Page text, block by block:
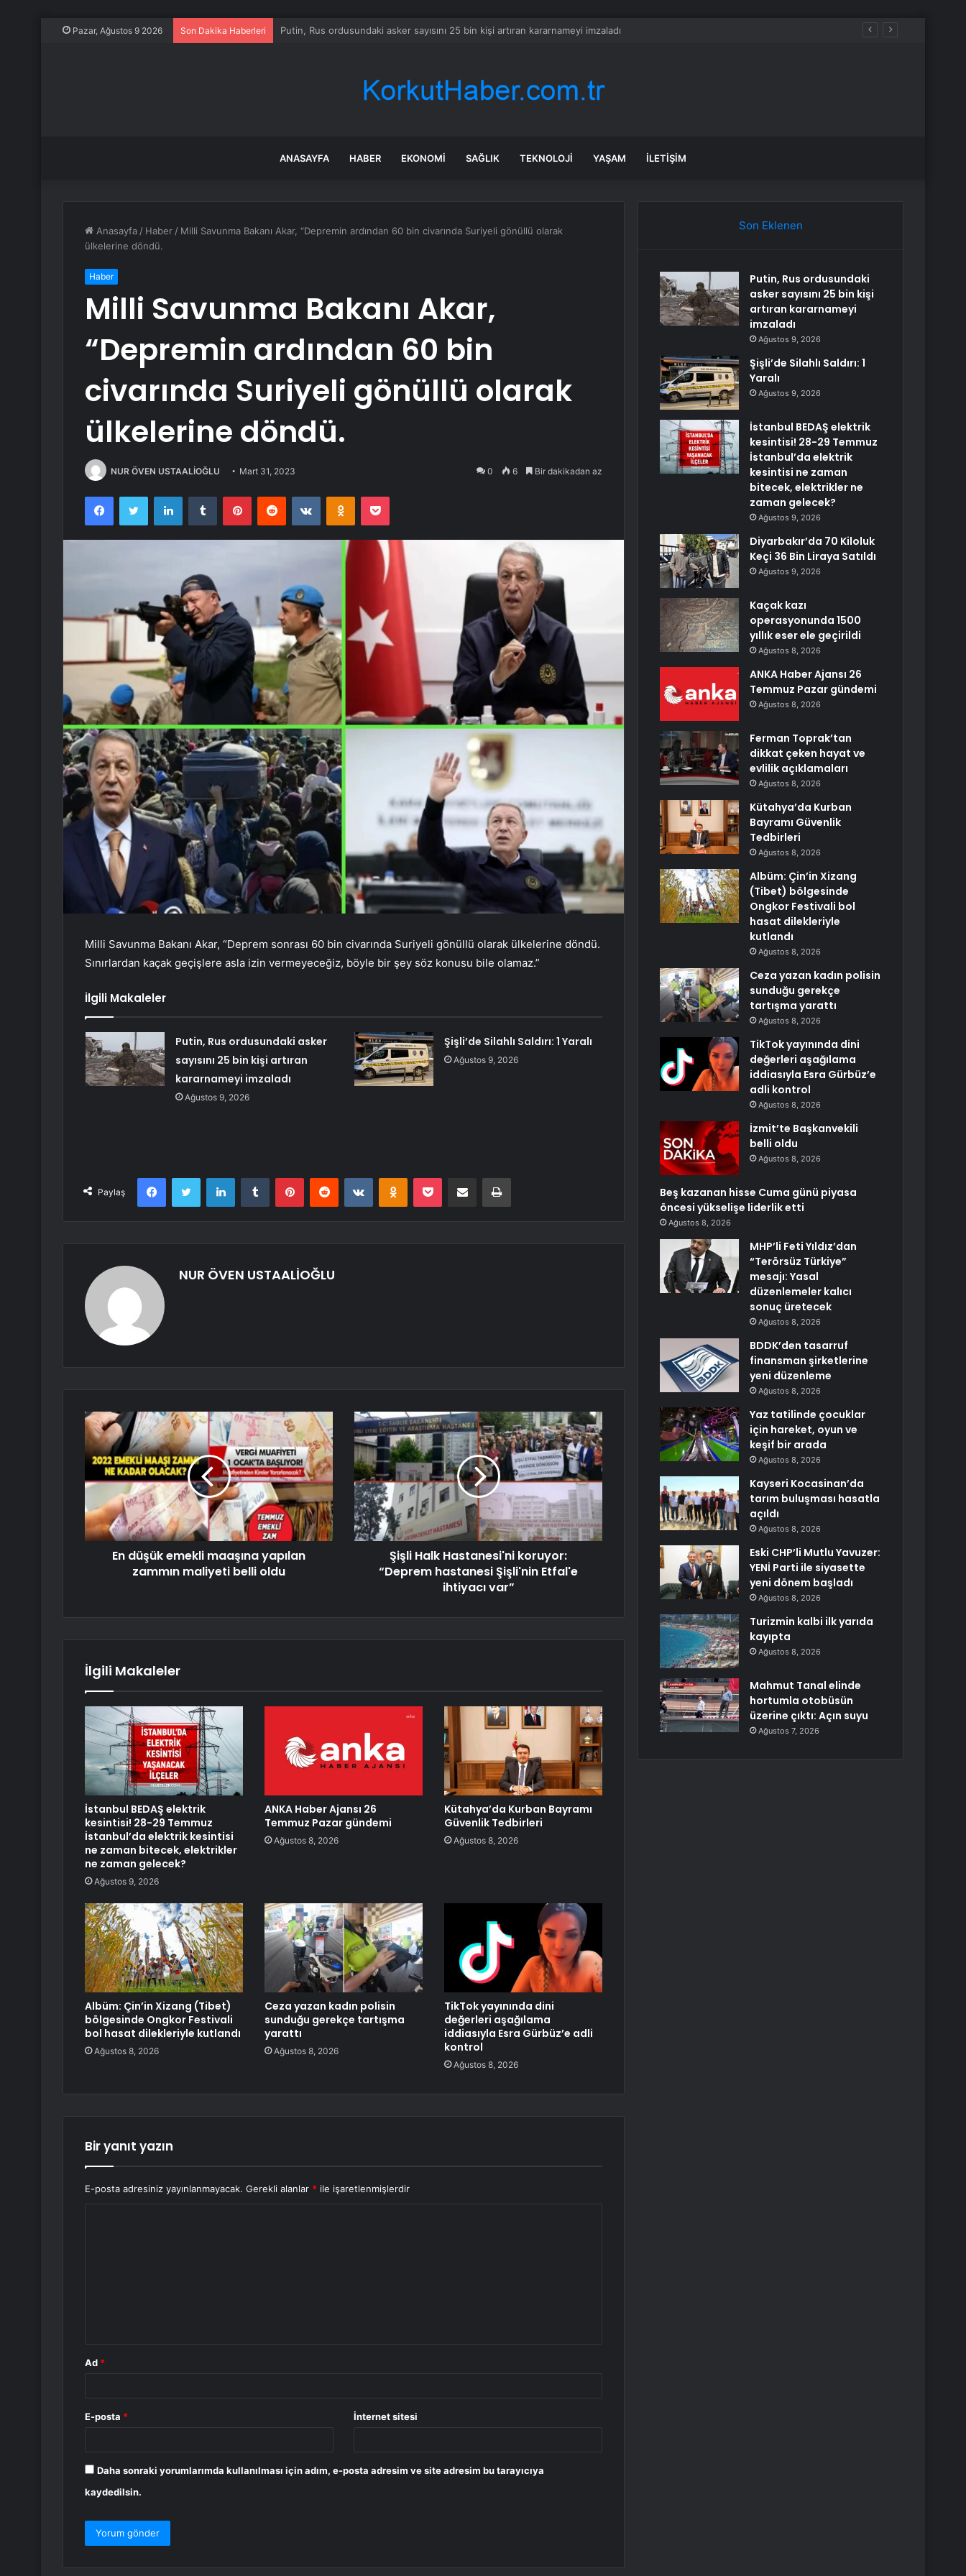
Pazar, Ağustos 9 2026 Son Dakika Haberleri Şişli’de Silahlı Saldırı: 1 Yaralı
ANASAYFA HABER EKONOMI SAĞLIK TEKNOLOJI YAŞAM İLETIŞIM
Anasayfa / Haber / Milli Savunma Bakanı Akar, “Depremin ardından 60 bin civarında Suriyeli gönüllü olarak
ülkelerine döndü.
Haber
Milli Savunma Bakanı Akar,
“Depremin ardından 60 bin
civarında Suriyeli gönüllü olarak
ülkelerine döndü.
NUR ÖVEN USTAALİOĞLU Mart 31, 2023 0 6 Bir dakikadan az
FacebookTwitter LinkedInTumblr PinterestReddit VKontakteOdnoklassniki
Pocket
Milli Savunma Bakanı Akar, “Deprem sonrası 60 bin civarında Suriyeli gönüllü olarak ülkelerine döndü.
Sınırlardan kaçak geçişlere asla izin vermeyeceğiz, böyle bir şey söz konusu bile olamaz.”
İlgili Makaleler
Putin, Rus ordusundaki asker
sayısını 25 bin kişi artıran
kararnameyi imzaladı
Ağustos 9, 2026
Şişli’de Silahlı Saldırı: 1 Yaralı
Ağustos 9, 2026
Paylaş
FacebookTwitter LinkedInTumblr PinterestReddit VKontakteOdnoklassniki
Pocket E-Posta ile paylaş Yazdır
NUR ÖVEN USTAALİOĞLU
En düşük emekli maaşına yapılan
zammın maliyeti belli oldu
Şişli Halk Hastanesi'ni koruyor:
“Deprem hastanesi Şişli'nin Etfal'e
ihtiyacı var”
İlgili Makaleler
İstanbul BEDAŞ elektrik
kesintisi! 28-29 Temmuz
İstanbul’da elektrik kesintisi
ne zaman bitecek, elektrikler
ne zaman gelecek?
Ağustos 9, 2026
ANKA Haber Ajansı 26
Temmuz Pazar gündemi
Ağustos 8, 2026
Kütahya’da Kurban Bayramı
Güvenlik Tedbirleri
Ağustos 8, 2026
Albüm: Çin’in Xizang (Tibet)
bölgesinde Ongkor Festivali
bol hasat dilekleriyle kutlandı
Ağustos 8, 2026
Ceza yazan kadın polisin
sunduğu gerekçe tartışma
yarattı
Ağustos 8, 2026
TikTok yayınında dini
değerleri aşağılama
iddiasıyla Esra Gürbüz’e adli
kontrol
Ağustos 8, 2026
Bir yanıt yazın
E-posta adresiniz yayınlanmayacak. Gerekli alanlar * ile işaretlenmişlerdir
Ad *
E-posta * İnternet sitesi
Daha sonraki yorumlarımda kullanılması için adım, e-posta adresim ve site adresim bu tarayıcıya
kaydedilsin.
Son Eklenen
Putin, Rus ordusundaki
asker sayısını 25 bin kişi
artıran kararnameyi
imzaladı
Ağustos 9, 2026
Şişli’de Silahlı Saldırı: 1
Yaralı
Ağustos 9, 2026
İstanbul BEDAŞ elektrik
kesintisi! 28-29 Temmuz
İstanbul’da elektrik
kesintisi ne zaman
bitecek, elektrikler ne
zaman gelecek?
Ağustos 9, 2026
Diyarbakır’da 70 Kiloluk
Keçi 36 Bin Liraya Satıldı
Ağustos 9, 2026
Kaçak kazı
operasyonunda 1500
yıllık eser ele geçirildi
Ağustos 8, 2026
ANKA Haber Ajansı 26
Temmuz Pazar gündemi
Ağustos 8, 2026
Ferman Toprak’tan
dikkat çeken hayat ve
evlilik açıklamaları
Ağustos 8, 2026
Kütahya’da Kurban
Bayramı Güvenlik
Tedbirleri
Ağustos 8, 2026
Albüm: Çin’in Xizang
(Tibet) bölgesinde
Ongkor Festivali bol
hasat dilekleriyle
kutlandı
Ağustos 8, 2026
Ceza yazan kadın polisin
sunduğu gerekçe
tartışma yarattı
Ağustos 8, 2026
TikTok yayınında dini
değerleri aşağılama
iddiasıyla Esra Gürbüz’e
adli kontrol
Ağustos 8, 2026
İzmit’te Başkanvekili
belli oldu
Ağustos 8, 2026
Beş kazanan hisse Cuma günü piyasa
öncesi yükselişe liderlik etti
Ağustos 8, 2026
MHP’li Feti Yıldız’dan
“Terörsüz Türkiye”
mesajı: Yasal
düzenlemeler kalıcı
sonuç üretecek
Ağustos 8, 2026
BDDK’den tasarruf
finansman şirketlerine
yeni düzenleme
Ağustos 8, 2026
Yaz tatilinde çocuklar
için hareket, oyun ve
keşif bir arada
Ağustos 8, 2026
Kayseri Kocasinan’da
tarım buluşması hasatla
açıldı
Ağustos 8, 2026
Eski CHP’li Mutlu Yavuzer:
YENİ Parti ile siyasette
yeni dönem başladı
Ağustos 8, 2026
Turizmin kalbi ilk yarıda
kayıpta
Ağustos 8, 2026
Mahmut Tanal elinde
hortumla otobüsün
üzerine çıktı: Açın suyu
Ağustos 7, 2026